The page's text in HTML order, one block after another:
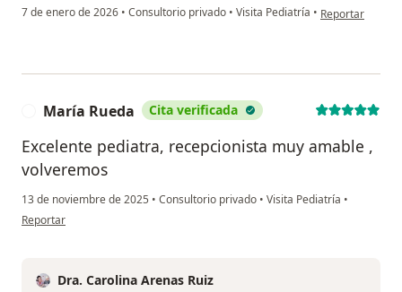
7 de enero de 2026 • Consultorio privado • Visita Pediatría • en opinión del
Reportar
María Rueda Cita verificada
Excelente pediatra, recepcionista muy amable ,
volveremos
13 de noviembre de 2025 • Consultorio privado • Visita Pediatría •
en opinión del usuario María Rueda
Reportar
Dra. Carolina Arenas Ruiz